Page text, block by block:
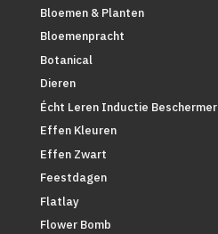
Bloemen & Planten
Bloemenpracht
Botanical
Dieren
Écht Leren Inductie Beschermer
Effen Kleuren
Effen Zwart
Feestdagen
Flatlay
Flower Bomb